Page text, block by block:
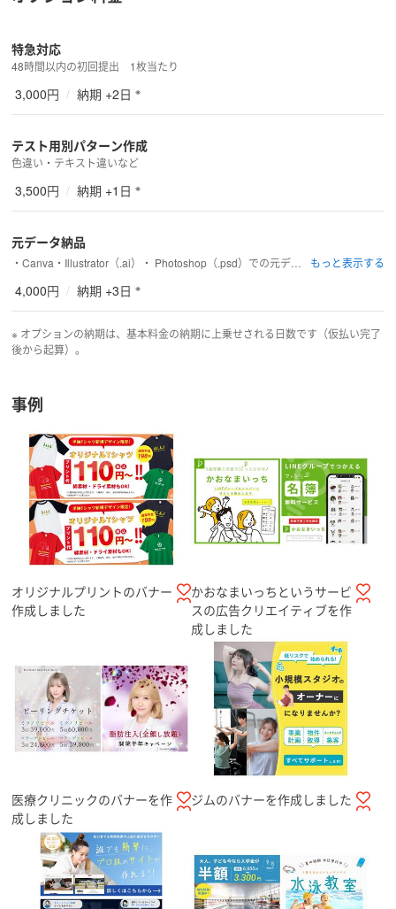
特急対応
48時間以内の初回提出　1枚当たり
3,000円 / 納期 +2日 ※
テスト用別パターン作成
色違い・テキスト違いなど
3,500円 / 納期 +1日 ※
元データ納品
4,000円 / 納期 +3日 ※
※ オプションの納期は、基本料金の納期に上乗せされる日数です（仮払い完了
後から起算）。
事例
オリジナルプリントのバナー
作成しました
かおなまいっちというサービ
スの広告クリエイティブを作
成しました
医療クリニックのバナーを作
成しました
ジムのバナーを作成しました